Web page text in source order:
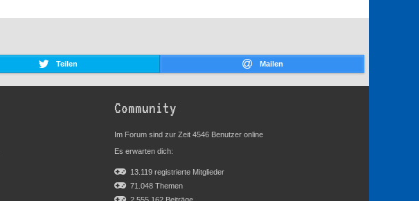
Teilen Mailen
Community
Im Forum sind zur Zeit 4546 Benutzer online
Es erwarten dich:
13.119 registrierte Mitglieder
71.048 Themen